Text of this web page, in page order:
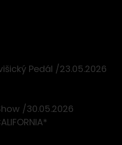
Pedál /23.05.2026
/30.05.2026